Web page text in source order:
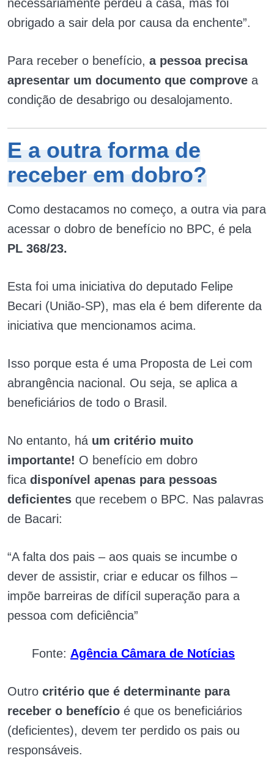
necessariamente perdeu a casa, mas foi
obrigado a sair dela por causa da enchente”.
Para receber o benefício, a pessoa precisa
apresentar um documento que comprove a
condição de desabrigo ou desalojamento.
E a outra forma de
receber em dobro?
Como destacamos no começo, a outra via para
acessar o dobro de benefício no BPC, é pela
PL 368/23.
Esta foi uma iniciativa do deputado Felipe
Becari (União-SP), mas ela é bem diferente da
iniciativa que mencionamos acima.
Isso porque esta é uma Proposta de Lei com
abrangência nacional. Ou seja, se aplica a
beneficiários de todo o Brasil.
No entanto, há um critério muito
importante! O benefício em dobro
fica disponível apenas para pessoas
deficientes que recebem o BPC. Nas palavras
de Bacari:
“A falta dos pais – aos quais se incumbe o
dever de assistir, criar e educar os filhos –
impõe barreiras de difícil superação para a
pessoa com deficiência”
Fonte: Agência Câmara de Notícias
Outro critério que é determinante para
receber o benefício é que os beneficiários
(deficientes), devem ter perdido os pais ou
responsáveis.